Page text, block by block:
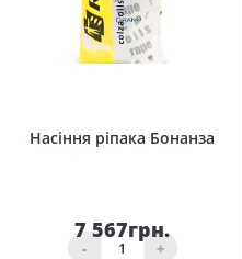
Насіння ріпака Бонанза
7 567грн.
- +